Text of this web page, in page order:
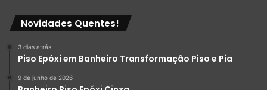
Novidades Quentes!
3 dias atrás
Piso Epóxi em Banheiro Transformação Piso e Pia
9 de junho de 2026